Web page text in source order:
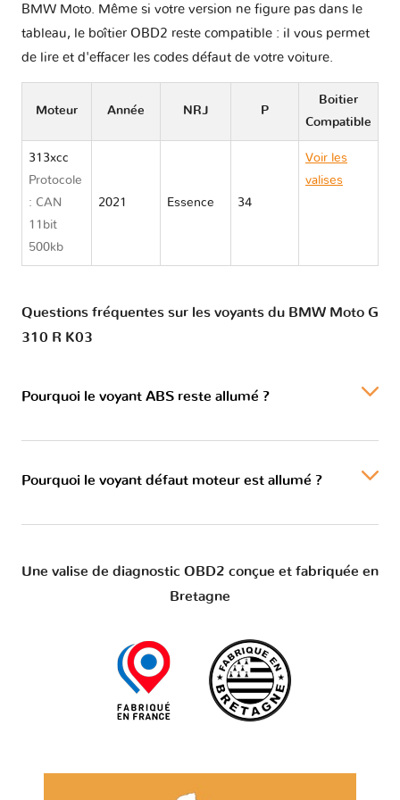
BMW Moto. Même si votre version ne figure pas dans le
tableau, le boîtier OBD2 reste compatible : il vous permet
de lire et d'effacer les codes défaut de votre voiture.
Moteur Année NRJ P
Boitier
Compatible
313xcc
Protocole
: CAN
11bit
500kb
2021 Essence 34
Voir les
valises
Questions fréquentes sur les voyants du BMW Moto G
310 R K03
Pourquoi le voyant ABS reste allumé ?
Pourquoi le voyant défaut moteur est allumé ?
Une valise de diagnostic OBD2 conçue et fabriquée en
Bretagne